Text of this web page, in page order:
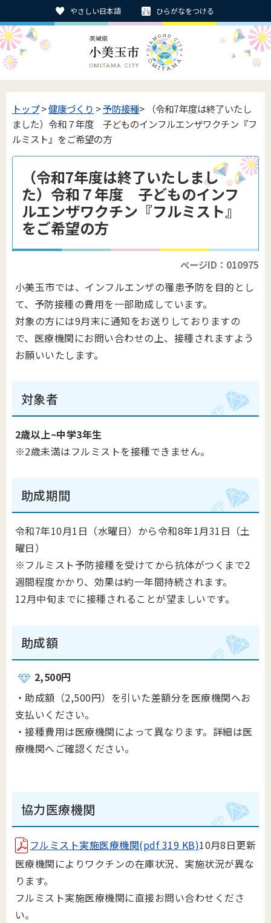
やさしい日本語 ひらがなをつける
トップ>健康づくり >予防接種> （令和7年度は終了いたし
ました）令和７年度 子どものインフルエンザワクチン『フ
ルミスト』をご希望の方
（令和7年度は終了いたしまし
た）令和７年度 子どものインフ
ルエンザワクチン『フルミスト』
をご希望の方
ページID：010975
小美玉市では、インフルエンザの罹患予防を目的とし
て、予防接種の費用を一部助成しています。
対象の方には9月末に通知をお送りしておりますの
で、医療機関にお問い合わせの上、接種されますよう
お願いいたします。
対象者
2歳以上~中学3年生
※2歳未満はフルミストを接種できません。
助成期間
令和7年10月1日（水曜日）から令和8年1月31日（土
曜日）
※フルミスト予防接種を受けてから抗体がつくまで2
週間程度かかり、効果は約一年間持続されます。
12月中旬までに接種されることが望ましいです。
助成額
2,500円
・助成額（2,500円）を引いた差額分を医療機関へお
支払いください。
・接種費用は医療機関によって異なります。詳細は医
療機関へご確認ください。
協力医療機関
フルミスト実施医療機関(pdf 319 KB)10月8日更新
医療機関によりワクチンの在庫状況、実施状況が異な
ります。
フルミスト実施医療機関に直接お問い合わせくださ
い。